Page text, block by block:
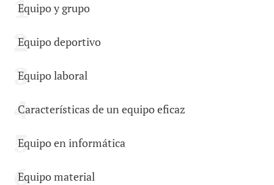
Equipo y grupo
Equipo deportivo
Equipo laboral
Características de un equipo eficaz
Equipo en informática
Equipo material